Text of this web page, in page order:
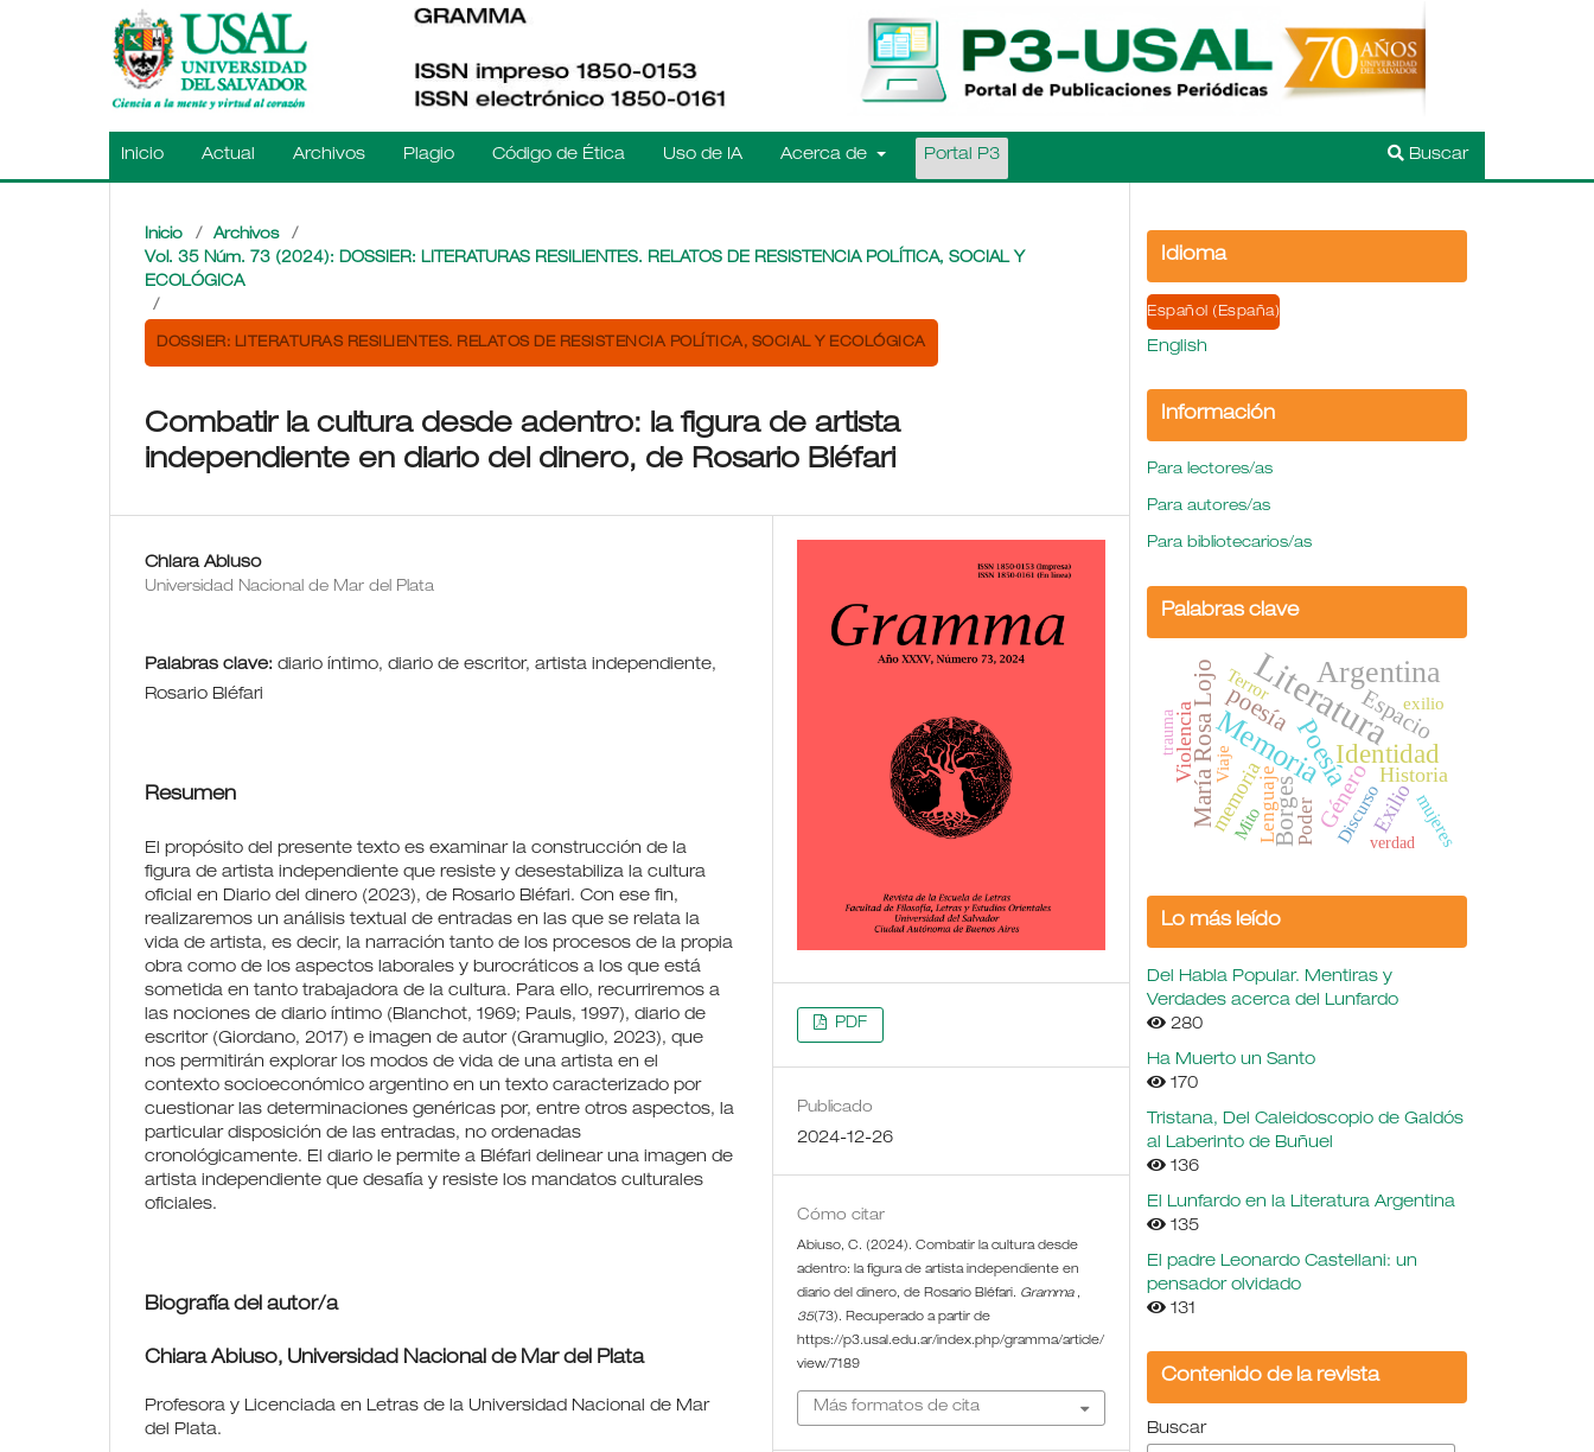
Inicio Actual Archivos Plagio Código de Ética Uso de IA Acerca de Portal P3 Buscar
Inicio / Archivos
/
Vol. 35 Núm. 73 (2024): DOSSIER: LITERATURAS RESILIENTES. RELATOS DE RESISTENCIA POLÍTICA, SOCIAL Y
ECOLÓGICA
/
DOSSIER: LITERATURAS RESILIENTES. RELATOS DE RESISTENCIA POLÍTICA, SOCIAL Y ECOLÓGICA
Combatir la cultura desde adentro: la figura de artista
independiente en diario del dinero, de Rosario Bléfari
Chiara Abiuso
Universidad Nacional de Mar del Plata
Palabras clave: diario íntimo, diario de escritor, artista independiente,
Rosario Bléfari
Resumen
El propósito del presente texto es examinar la construcción de la
figura de artista independiente que resiste y desestabiliza la cultura
oficial en Diario del dinero (2023), de Rosario Bléfari. Con ese fin,
realizaremos un análisis textual de entradas en las que se relata la
vida de artista, es decir, la narración tanto de los procesos de la propia
obra como de los aspectos laborales y burocráticos a los que está
sometida en tanto trabajadora de la cultura. Para ello, recurriremos a
las nociones de diario íntimo (Blanchot, 1969; Pauls, 1997), diario de
escritor (Giordano, 2017) e imagen de autor (Gramuglio, 2023), que
nos permitirán explorar los modos de vida de una artista en el
contexto socioeconómico argentino en un texto caracterizado por
cuestionar las determinaciones genéricas por, entre otros aspectos, la
particular disposición de las entradas, no ordenadas
cronológicamente. El diario le permite a Bléfari delinear una imagen de
artista independiente que desafía y resiste los mandatos culturales
oficiales.
Biografía del autor/a
Chiara Abiuso, Universidad Nacional de Mar del Plata
Profesora y Licenciada en Letras de la Universidad Nacional de Mar
del Plata.
PDF
Publicado
2024-12-26
Cómo citar
Abiuso, C. (2024). Combatir la cultura desde
adentro: la figura de artista independiente en
diario del dinero, de Rosario Bléfari. Gramma ,
35(73). Recuperado a partir de
https://p3.usal.edu.ar/index.php/gramma/article/
view/7189
Más formatos de cita
Idioma
Español (España)
English
Información
Para lectores/as
Para autores/as
Para bibliotecarios/as
Palabras clave
Literatura
Memoria
Argentina
PoesíaIdentidad
María Rosa Lojo Borges
poesía
Género
Espacio
Violencia
memoria Historia
Exilio
Lenguaje Poder mujeres
Viaje
Mito
exilio
Terror
Discurso
trauma
verdad
Lo más leído
Del Habla Popular. Mentiras y
Verdades acerca del Lunfardo
280
Ha Muerto un Santo
170
Tristana, Del Caleidoscopio de Galdós
al Laberinto de Buñuel
136
El Lunfardo en la Literatura Argentina
135
El padre Leonardo Castellani: un
pensador olvidado
131
Contenido de la revista
Buscar